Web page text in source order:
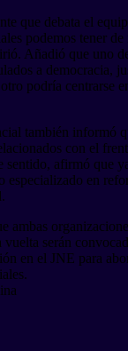
que debata el
podemos tener de
Añadió que uno
a democracia,
podría centrarse
también informó
con el
sentido, afirmó que
especializado en
ambas
vuelta serán
en el JNE para